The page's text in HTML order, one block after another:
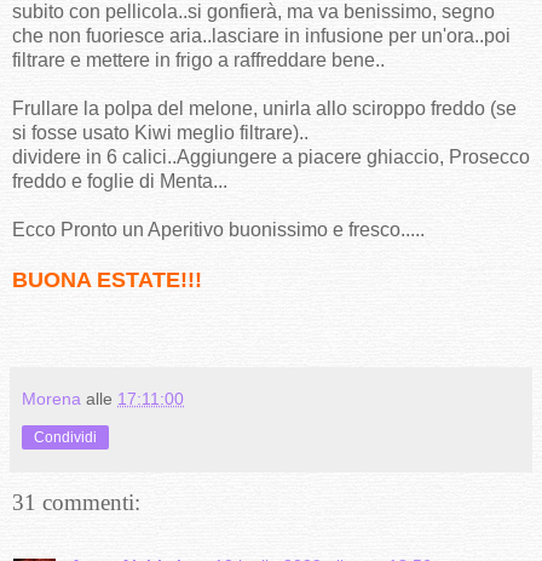
subito con pellicola..si gonfierà, ma va benissimo, segno
che non fuoriesce aria..lasciare in infusione per un'ora..poi
filtrare e mettere in frigo a raffreddare bene..
Frullare la polpa del melone, unirla allo sciroppo freddo (se
si fosse usato Kiwi meglio filtrare)..
dividere in 6 calici..Aggiungere a piacere ghiaccio, Prosecco
freddo e foglie di Menta...
Ecco Pronto un Aperitivo buonissimo e fresco.....
BUONA ESTATE!!!
Morena alle 17:11:00
Condividi
31 commenti: